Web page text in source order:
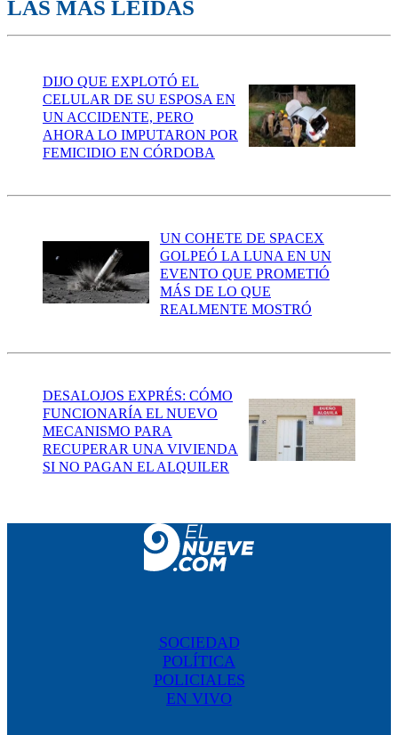
LAS MÁS LEÍDAS
DIJO QUE EXPLOTÓ EL
CELULAR DE SU ESPOSA EN
UN ACCIDENTE, PERO
AHORA LO IMPUTARON POR
FEMICIDIO EN CÓRDOBA
UN COHETE DE SPACEX
GOLPEÓ LA LUNA EN UN
EVENTO QUE PROMETIÓ
MÁS DE LO QUE
REALMENTE MOSTRÓ
DESALOJOS EXPRÉS: CÓMO
FUNCIONARÍA EL NUEVO
MECANISMO PARA
RECUPERAR UNA VIVIENDA
SI NO PAGAN EL ALQUILER
SOCIEDAD
POLÍTICA
POLICIALES
EN VIVO